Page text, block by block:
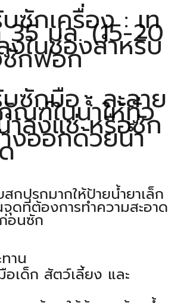
ซักเครื่อง : เท
35 มล. (15-20
ในช่องสำหรับ
ซักฟอก
ซักมือ : ละลาย
ณฑ์ในน้ำให้ทั่ว
ำลงแช่ หรือซัก
งออกด้วยน้ำ
กปรกมากให้ป้ายน้ำยาเล็ก
ดที่ต้องการทำความสะอาด
อนซัก
าน
อเด็ก สัตว์เลี้ยง และ